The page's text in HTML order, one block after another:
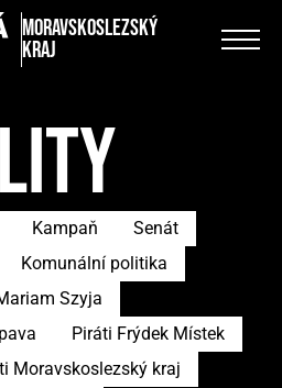
Moravskoslezský
kraj
Kampaň
Senát
Komunální politika
Szyja
Piráti Frýdek Místek
Moravskoslezský kraj